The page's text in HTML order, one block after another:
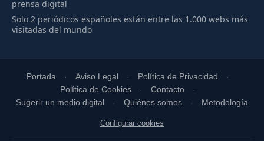
prensa digital
Solo 2 periódicos españoles están entre las 1.000 webs más
visitadas del mundo
Portada Aviso Legal
Política de Privacidad
Política de Cookies
Contacto
Sugerir un medio digital
Quiénes somos Metodología
Configurar cookies